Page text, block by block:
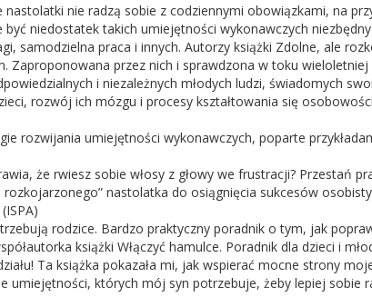
nie radzą sobie z codziennymi obowiązkami, na
niedostatek takich umiejętności wykonawczych
samodzielna praca i innych. Autorzy książki Zdolne, ale
Zaproponowana przez nich i sprawdzona w toku
i niezależnych młodych ludzi, świadomych
rozwój ich mózgu i procesy kształtowania się
rozwijania umiejętności wykonawczych, poparte
że rwiesz sobie włosy z głowy we frustracji? Przestań
nastolatka do osiągnięcia sukcesów
rodzice. Bardzo praktyczny poradnik o tym, jak
książki Włączyć hamulce. Poradnik dla dzieci i
Ta książka pokazała mi, jak wspierać mocne strony
umiejętności, których mój syn potrzebuje, żeby lepiej sobie
2
Guare